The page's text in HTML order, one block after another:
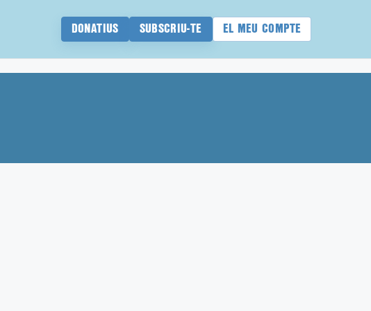
DONATIUS SUBSCRIU-TE EL MEU COMPTE